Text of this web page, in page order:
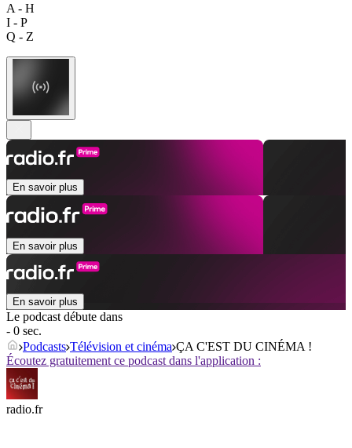
A - H
I - P
Q - Z
En savoir plus
En savoir plus
En savoir plus
Le podcast débute dans
- 0 sec.
Podcasts Télévision et cinéma ÇA C'EST DU CINÉMA !
Écoutez gratuitement ce podcast dans l'application :
radio.fr